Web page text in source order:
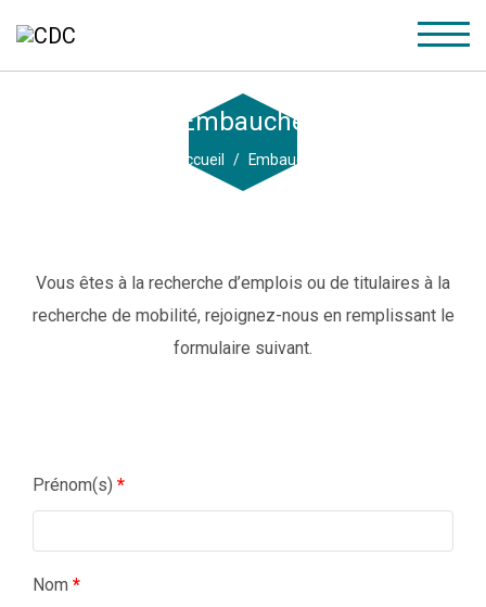
Embauche
Accueil Embauche
Vous êtes à la recherche d’emplois ou de titulaires à la
recherche de mobilité, rejoignez-nous en remplissant le
formulaire suivant.
Prénom(s) *
Nom *